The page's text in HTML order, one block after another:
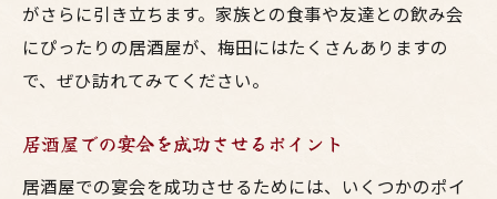
がさらに引き立ちます。家族との食事や友達との飲み会
にぴったりの居酒屋が、梅田にはたくさんありますの
で、ぜひ訪れてみてください。
居酒屋での宴会を成功させるポイント
居酒屋での宴会を成功させるためには、いくつかのポイ